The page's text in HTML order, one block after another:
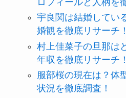
宇良関は結婚してい
婚観を徹底リサーチ！
村上佳菜子の旦那は
年収を徹底リサーチ！
服部桜の現在は？体
状況を徹底調査！